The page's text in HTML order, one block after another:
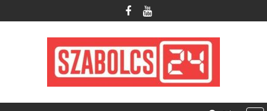
to